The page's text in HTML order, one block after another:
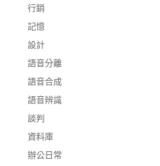
行銷
記憶
設計
語音分離
語音合成
語音辨識
談判
資料庫
辦公日常